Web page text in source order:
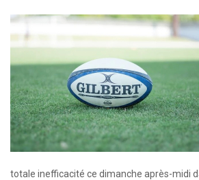
totale inefficacité ce dimanche après-midi